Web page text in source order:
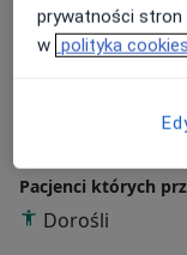
Główne obszary
Zaburzenia
Zaburzenia w
Kryzys w związku
Pacjenci których
Dorośli
prywatności stron
w polityka cookies